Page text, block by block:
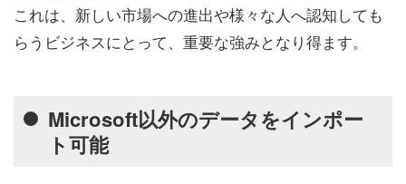
これは、新しい市場への進出や様々な人へ認知しても
らうビジネスにとって、重要な強みとなり得ます。
Microsoft以外のデータをインポー
ト可能